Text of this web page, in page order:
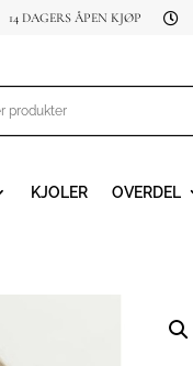
14 DAGERS ÅPEN KJØP 
KJOLER OVERDEL